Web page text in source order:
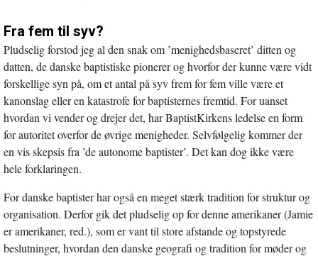
Fra fem til syv?
Pludselig forstod jeg al den snak om ’menighedsbaseret’ ditten og
datten, de danske baptistiske pionerer og hvorfor der kunne være vidt
forskellige syn på, om et antal på syv frem for fem ville være et
kanonslag eller en katastrofe for baptisternes fremtid. For uanset
hvordan vi vender og drejer det, har BaptistKirkens ledelse en form
for autoritet overfor de øvrige menigheder. Selvfølgelig kommer der
en vis skepsis fra ’de autonome baptister’. Det kan dog ikke være
hele forklaringen.
For danske baptister har også en meget stærk tradition for struktur og
organisation. Derfor gik det pludselig op for denne amerikaner (Jamie
er amerikaner, red.), som er vant til store afstande og topstyrede
beslutninger, hvordan den danske geografi og tradition for møder og